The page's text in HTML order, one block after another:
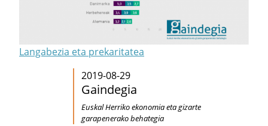
Langabezia eta prekaritatea
2019-08-29
Gaindegia
Euskal Herriko ekonomia eta gizarte
garapenerako behategia